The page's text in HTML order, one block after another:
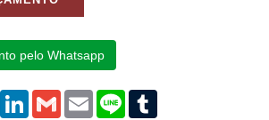
pelo Whatsapp
WhatsApp
LinkedIn
GmailEmailLine